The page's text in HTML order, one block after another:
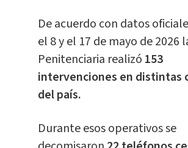
De acuerdo con datos
el 8 y el 17 de mayo de 2026
Penitenciaria realizó 153
intervenciones en distintas
del país.
Durante esos operativos se